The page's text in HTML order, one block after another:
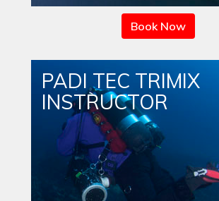
Book Now
PADI TEC TRIMIX
INSTRUCTOR